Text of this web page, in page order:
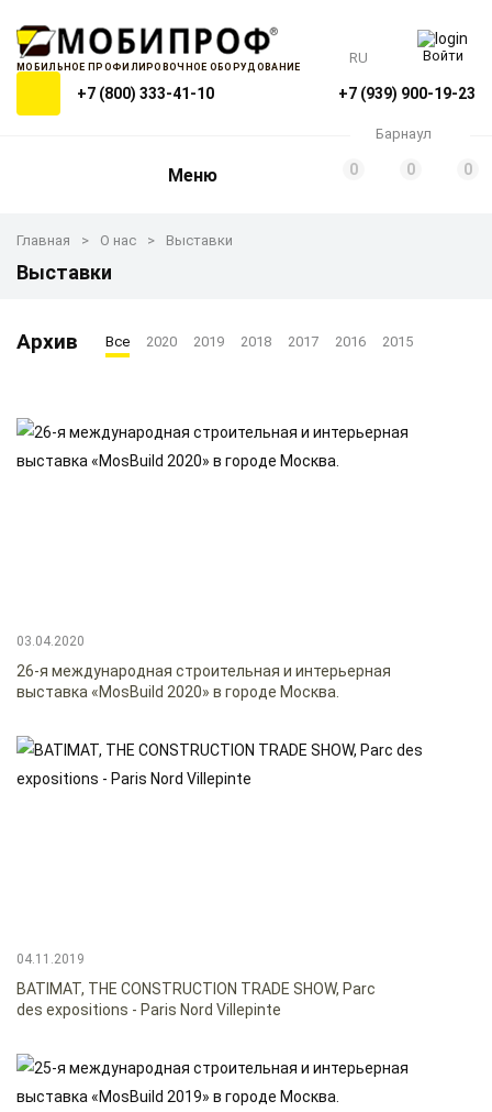
МОБИЛЬНОЕ ПРОФИЛИРОВОЧНОЕ ОБОРУДОВАНИЕ
+7 (800) 333-41-10 +7 (939) 900-19-23
RU Войти
Барнаул
Меню 0 0 0
Главная О нас Выставки
Выставки
Архив Все 2020 2019 2018 2017 2016 2015
03.04.2020
26-я международная строительная и интерьерная
выставка «MosBuild 2020» в городе Москва.
04.11.2019
BATIMAT, THE CONSTRUCTION TRADE SHOW, Parc
des expositions - Paris Nord Villepinte